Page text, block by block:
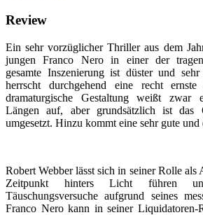
Review
Ein sehr vorzüglicher Thriller aus dem
jungen Franco Nero in einer der
gesamte Inszenierung ist düster und
herrscht durchgehend eine recht
dramaturgische Gestaltung weißt zwar
Längen auf, aber grundsätzlich ist das
umgesetzt. Hinzu kommt eine sehr gute
Robert Webber lässt sich in seiner Rolle
Zeitpunkt hinters Licht führen
Täuschungsversuche aufgrund seines
Franco Nero kann in seiner Liquidatoren-